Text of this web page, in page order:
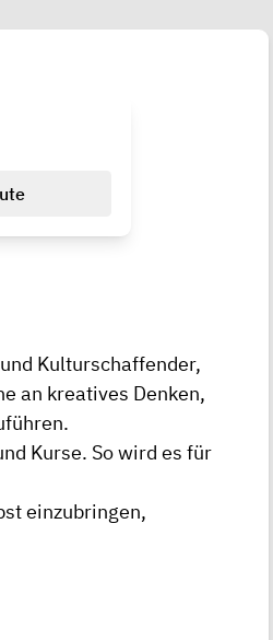
Kulturschaffender,
an kreatives Denken,
Kurse. So wird es für
einzubringen,